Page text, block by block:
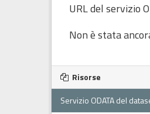
URL del servizio
Non è stata
Risorse
Servizio ODATA del